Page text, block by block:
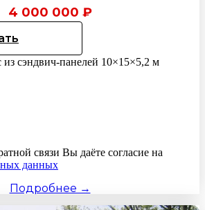
4 000 000 ₽
из сэндвич-панелей 10×15×5,2 м
связи Вы даёте согласие на
данных
Подробнее →